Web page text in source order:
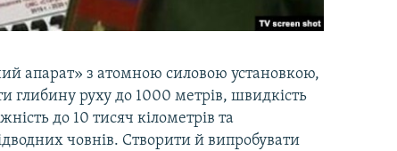
апарат» з атомною силовою установкою,
глибину руху до 1000 метрів, швидкість
до 10 тисяч кілометрів та
човнів. Створити й випробувати